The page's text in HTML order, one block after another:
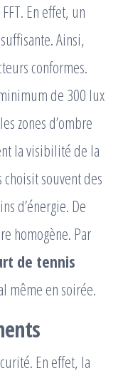
En effet, un
Ainsi,
conformes.
de 300 lux
zones d’ombre
la visibilité de la
souvent des
d’énergie. De
homogène. Par
de tennis
même en soirée.
En effet, la